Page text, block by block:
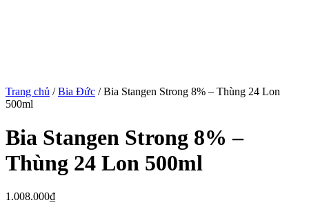
Trang chủ /Bia Đức / Bia Stangen Strong 8% – Thùng 24 Lon
500ml
Bia Stangen Strong 8% –
Thùng 24 Lon 500ml
1.008.000₫